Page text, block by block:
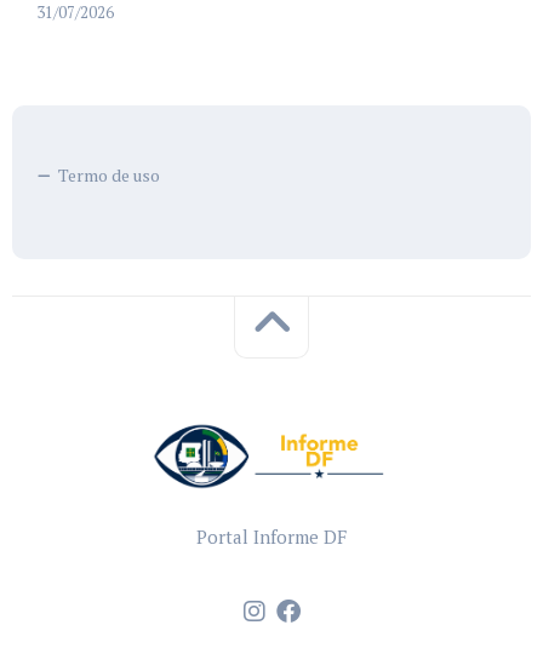
31/07/2026
Termo de uso
Portal Informe DF